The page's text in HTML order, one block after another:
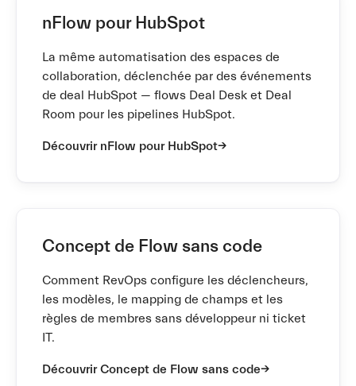
nFlow pour HubSpot
La même automatisation des espaces de
collaboration, déclenchée par des événements
de deal HubSpot — flows Deal Desk et Deal
Room pour les pipelines HubSpot.
Découvrir nFlow pour HubSpot
Concept de Flow sans code
Comment RevOps configure les déclencheurs,
les modèles, le mapping de champs et les
règles de membres sans développeur ni ticket
IT.
Découvrir Concept de Flow sans code